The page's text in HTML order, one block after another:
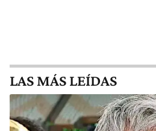
LAS MÁS LEÍDAS